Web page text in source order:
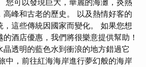
您可以發現巨大，華麗的海灘，炎熱
高峰和古老的歷史。 以及熱情好客的
，這些傳統因國家而變化。 如果您想
酒店優惠，我們將很樂意提供幫助！
透明的藍色水到衝浪的地方錯過它
中，前往紅海海岸進行夢幻般的海岸